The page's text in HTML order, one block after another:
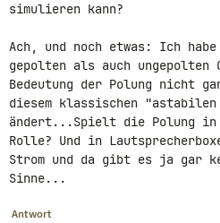
simulieren kann?
Ach, und noch etwas: Ich
gepolten als auch
Bedeutung der Polung nicht
diesem klassischen
ändert...Spielt die Polung in
Rolle? Und in
Strom und da gibt es ja gar
Sinne...
Antwort